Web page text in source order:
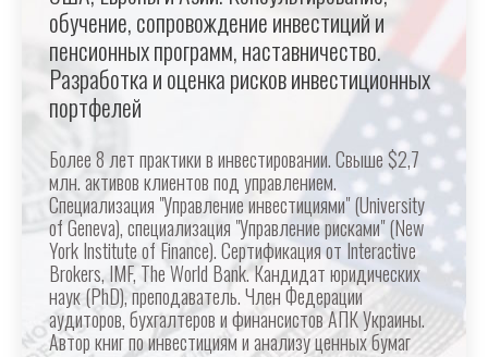
обучение, сопровождение инвестиций и
пенсионных программ, наставничество.
Разработка и оценка рисков инвестиционных
портфелей
Более 8 лет практики в инвестировании. Свыше $2,7
млн. активов клиентов под управлением.
Специализация "Управление инвестициями" (University
of Geneva), специализация "Управление рисками" (New
York Institute of Finance). Сертификация от Interactive
Brokers, IMF, The World Bank. Кандидат юридических
наук (PhD), преподаватель. Член Федерации
аудиторов, бухгалтеров и финансистов АПК Украины.
Автор книг по инвестициям и анализу ценных бумаг